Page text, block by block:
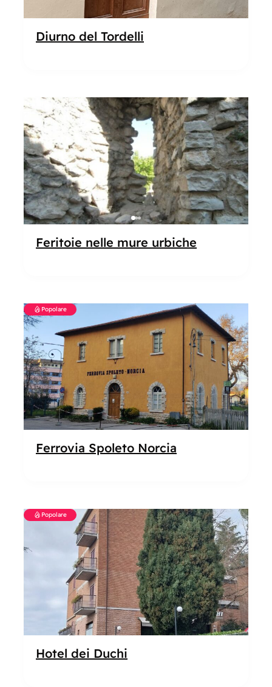
Diurno del Tordelli
Popolare
Feritoie nelle mure urbiche
Popolare
Ferrovia Spoleto Norcia
Popolare
Hotel dei Duchi